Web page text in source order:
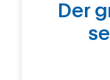
Der